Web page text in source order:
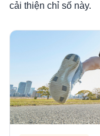
cải thiện chỉ số này.